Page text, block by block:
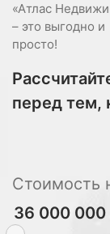
«Атлас
– это выгодно и
просто!
перед тем,
Стоимость